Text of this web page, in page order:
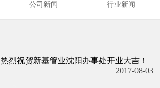
公司新闻 行业新闻
热烈祝贺新基管业沈阳办事处开业大吉！
2017-08-03